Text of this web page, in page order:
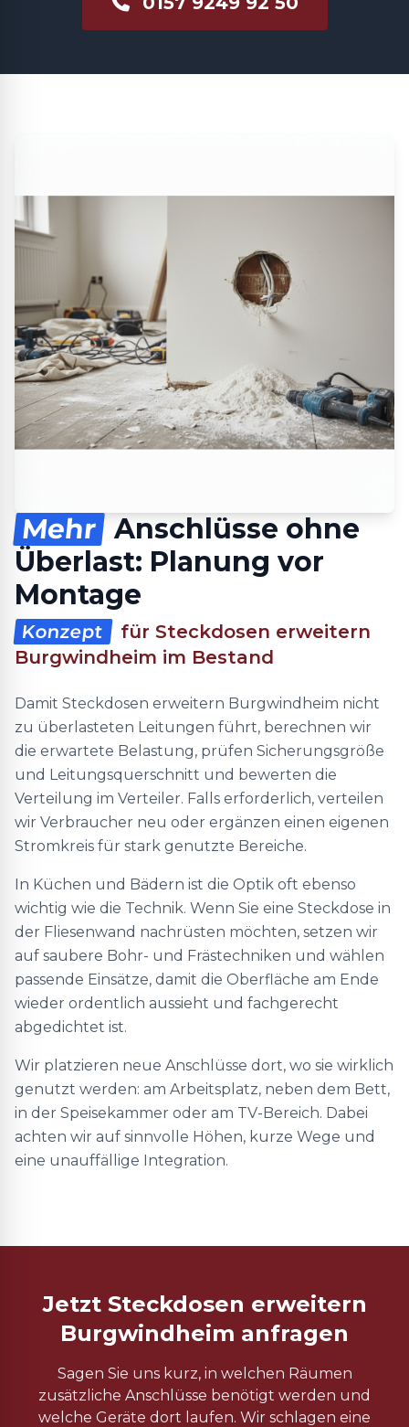
Mehr Anschlüsse ohne
Überlast: Planung vor
Montage
Konzept
für Steckdosen erweitern
Burgwindheim im Bestand
Damit Steckdosen erweitern Burgwindheim nicht
zu überlasteten Leitungen führt, berechnen wir
die erwartete Belastung, prüfen Sicherungsgröße
und Leitungsquerschnitt und bewerten die
Verteilung im Verteiler. Falls erforderlich, verteilen
wir Verbraucher neu oder ergänzen einen eigenen
Stromkreis für stark genutzte Bereiche.
In Küchen und Bädern ist die Optik oft ebenso
wichtig wie die Technik. Wenn Sie eine Steckdose in
der Fliesenwand nachrüsten möchten, setzen wir
auf saubere Bohr- und Frästechniken und wählen
passende Einsätze, damit die Oberfläche am Ende
wieder ordentlich aussieht und fachgerecht
abgedichtet ist.
Wir platzieren neue Anschlüsse dort, wo sie wirklich
genutzt werden: am Arbeitsplatz, neben dem Bett,
in der Speisekammer oder am TV-Bereich. Dabei
achten wir auf sinnvolle Höhen, kurze Wege und
eine unauffällige Integration.
Jetzt Steckdosen erweitern
Burgwindheim anfragen
Sagen Sie uns kurz, in welchen Räumen
zusätzliche Anschlüsse benötigt werden und
welche Geräte dort laufen. Wir schlagen eine